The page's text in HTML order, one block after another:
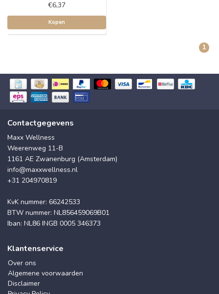
€6,37
Kopen
1
Contactgegevens
Maxx Wellness
Weerenweg 11-B
1161 AE Zwanenburg (Amsterdam)
info@maxxwellness.nl
+31 204970819
KvK nummer: 66242533
BTW nummer: NL856459069B01
Iban: NL86 INGB 0005 346373
Klantenservice
Over ons
Algemene voorwaarden
Disclaimer